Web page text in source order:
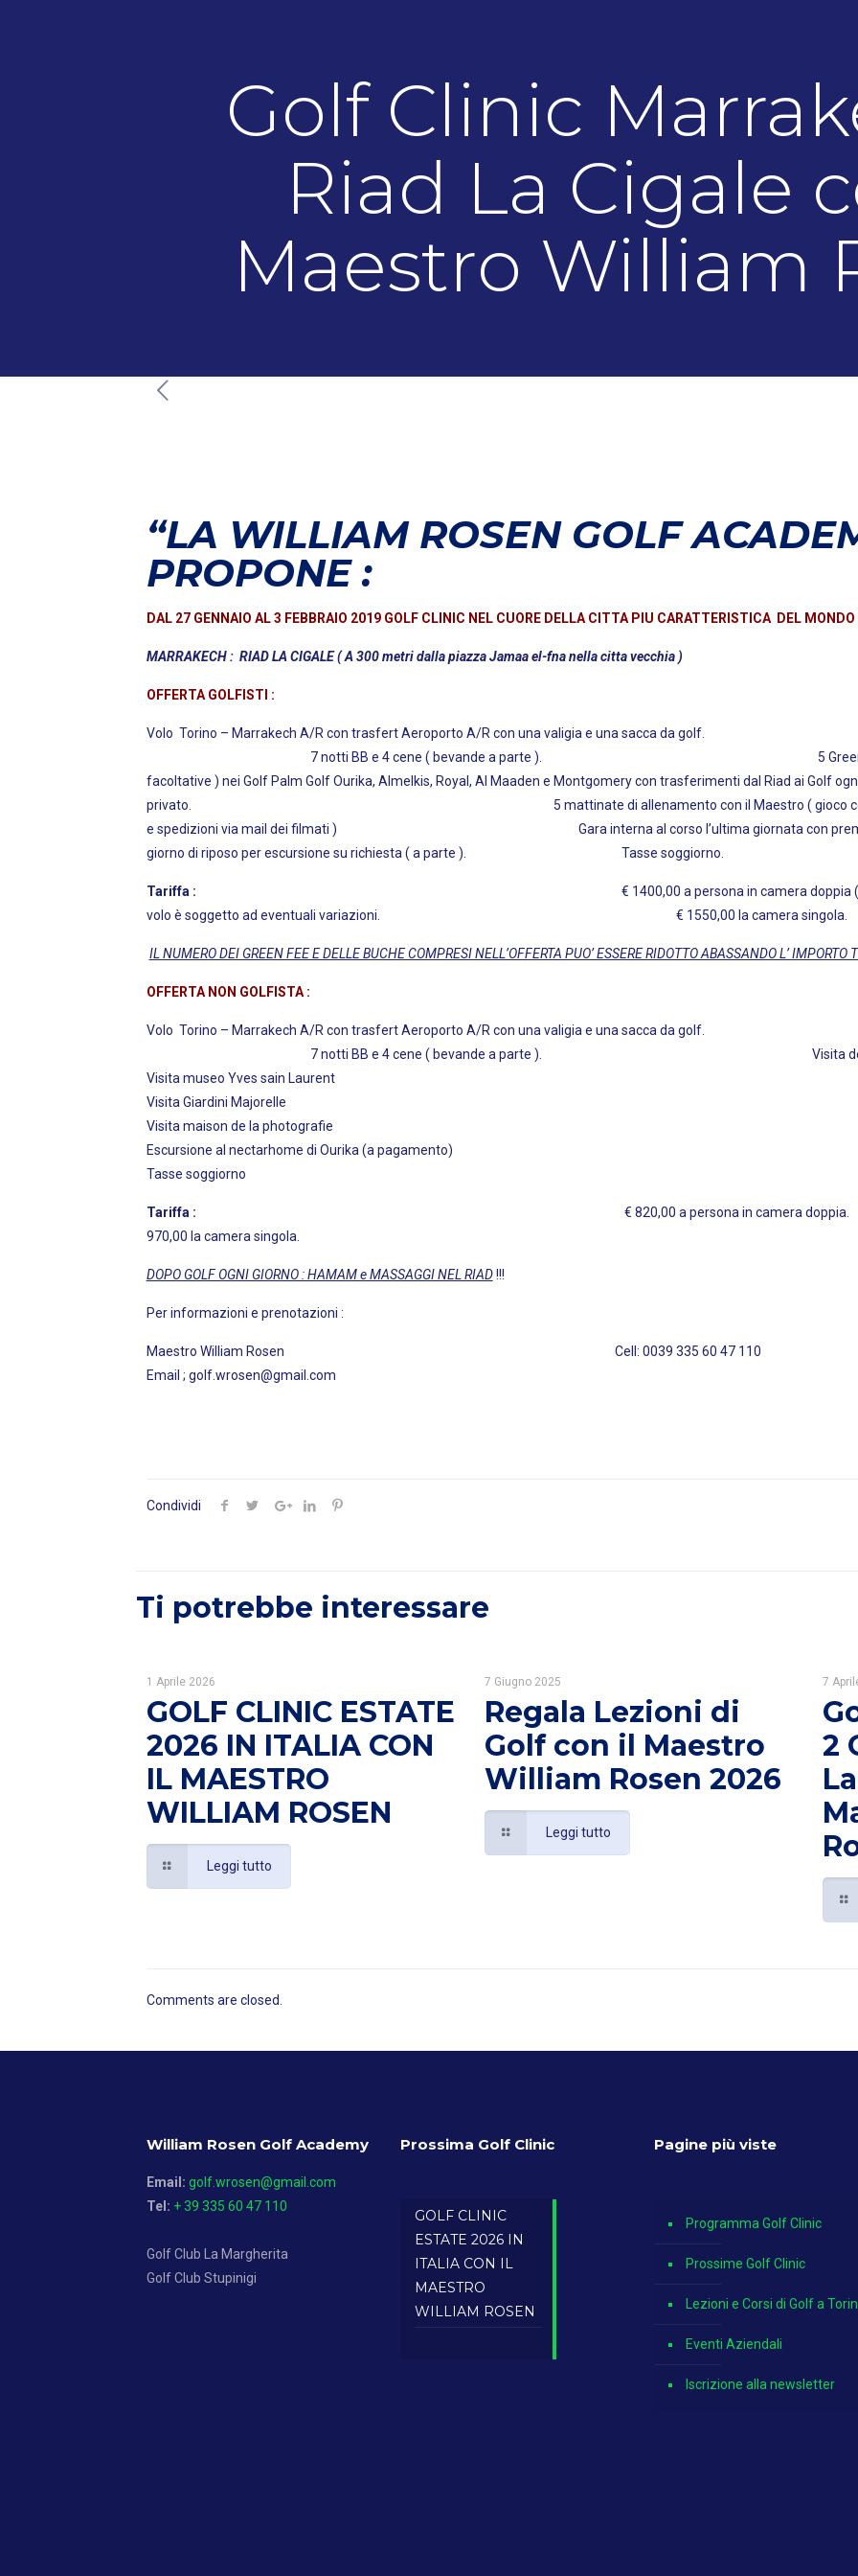
Golf Clinic
Riad La Cigale
Maestro William
“LA WILLIAM ROSEN GOLF
PROPONE :
DAL 27 GENNAIO AL 3 FEBBRAIO 2019 GOLF CLINIC NEL CUORE DELLA CITTA PIU CARATTERISTICA DEL MONDO
MARRAKECH : RIAD LA CIGALE ( A 300 metri dalla piazza Jamaa el-fna nella citta vecchia )
OFFERTA GOLFISTI :
Volo Torino – Marrakech A/R con trasfert Aeroporto A/R con una valigia e una
7 notti BB e 4 cene ( bevande a parte ). 5 Green fee 18 buche ( 9
facoltative ) nei Golf Palm Golf Ourika, Almelkis, Royal, Al Maaden e Montgomery con trasferimenti dal Riad ai Golf
privato. 5 mattinate di allenamento con il Maestro ( gioco corto e gioco
e spedizioni via mail dei filmati ) Gara interna al corso l’ultima giornata con
giorno di riposo per escursione su richiesta ( a parte ). Tasse soggiorno.
Tariffa : € 1400,00 a persona in camera doppia ( minimo 4 massimo
volo è soggetto ad eventuali variazioni. € 1550,00 la camera singola.
IL NUMERO DEI GREEN FEE E DELLE BUCHE COMPRESI NELL’OFFERTA PUO’ ESSERE RIDOTTO ABASSANDO L’ IMPORTO
OFFERTA NON GOLFISTA :
Volo Torino – Marrakech A/R con trasfert Aeroporto A/R con una valigia e una
7 notti BB e 4 cene ( bevande a parte ). Visita della città
Visita museo Yves sain Laurent
Visita Giardini Majorelle
Visita maison de la photografie
Escursione al nectarhome di Ourika (a pagamento)
Tasse soggiorno
Tariffa :
€ 820,00 a persona in
970,00 la camera singola.
DOPO GOLF OGNI GIORNO : HAMAM e MASSAGGI NEL RIAD!!!
Per informazioni e prenotazioni :
Maestro William Rosen Cell: 0039
Email ; golf.wrosen@gmail.com
Condividi
Ti potrebbe interessare
1 Aprile 2026
GOLF CLINIC ESTATE
2026 IN ITALIA CON
IL MAESTRO
WILLIAM ROSEN
Leggi tutto
7 Giugno 2025
Regala Lezioni di
Golf con il Maestro
William Rosen 2026
Leggi tutto
7
2
Comments are closed.
William Rosen Golf Academy
Email: golf.wrosen@gmail.com
Tel: + 39 335 60 47 110
Golf Club La Margherita
Golf Club Stupinigi
Prossima Golf Clinic
GOLF CLINIC
ESTATE 2026 IN
ITALIA CON IL
MAESTRO
WILLIAM ROSEN
Pagine più viste
Programma Golf Clinic
Prossime Golf Clinic
Lezioni e Corsi di Golf a
Eventi Aziendali
Iscrizione alla newsletter